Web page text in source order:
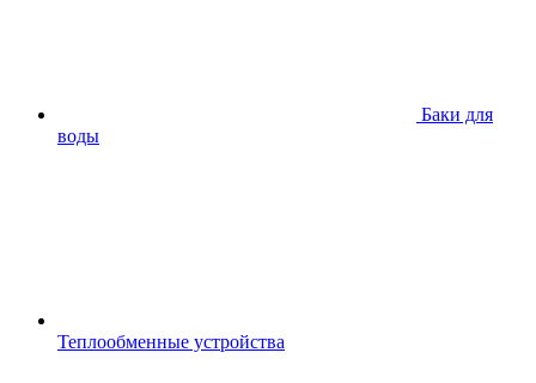
Баки для
воды
Теплообменные устройства